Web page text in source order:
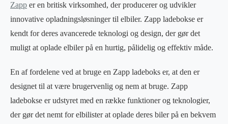
Zapp er en britisk virksomhed, der producerer og udvikler
innovative opladningsløsninger til elbiler. Zapp ladebokse er
kendt for deres avancerede teknologi og design, der gør det
muligt at oplade elbiler på en hurtig, pålidelig og effektiv måde.
En af fordelene ved at bruge en Zapp ladeboks er, at den er
designet til at være brugervenlig og nem at bruge. Zapp
ladebokse er udstyret med en række funktioner og teknologier,
der gør det nemt for elbilister at oplade deres biler på en bekvem